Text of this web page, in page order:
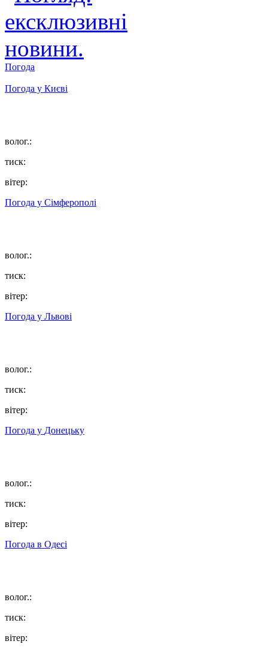
Погода
Погода у Києві
волог.:
тиск:
вітер:
Погода у Сімферополі
волог.:
тиск:
вітер:
Погода у Львові
волог.:
тиск:
вітер:
Погода у Донецьку
волог.:
тиск:
вітер:
Погода в Одесі
волог.:
тиск:
вітер: